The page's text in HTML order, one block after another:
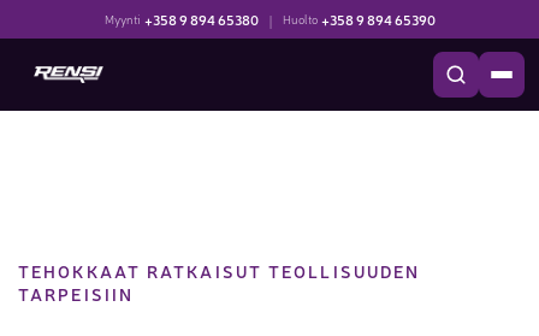
Myynti +358 9 894 65380 | Huolto +358 9 894 65390
TEHOKKAAT RATKAISUT TEOLLISUUDEN
TARPEISIIN